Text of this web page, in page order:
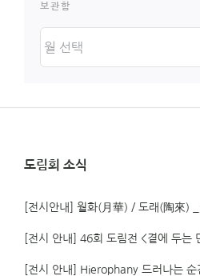
보관함
관
도림회 소식
[전시안내] 월화(月華) / 도래(陶來)
[전시 안내] 46회 도림전 <곁에 두는
[전시 안내] Hierophany 드러나는 순